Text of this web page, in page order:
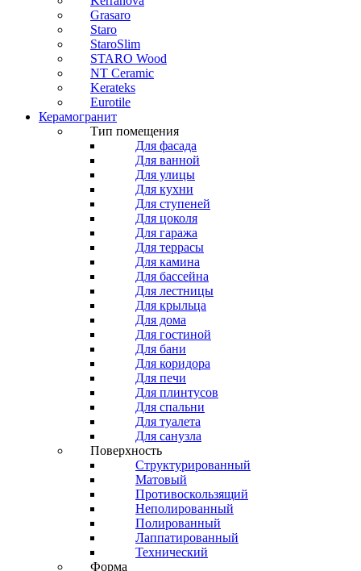
Grasaro
Staro
StaroSlim
STARO Wood
NT Ceramic
Kerateks
Eurotile
Керамогранит
Тип помещения
Для фасада
Для ванной
Для улицы
Для кухни
Для ступеней
Для цоколя
Для гаража
Для террасы
Для камина
Для бассейна
Для лестницы
Для крыльца
Для дома
Для гостиной
Для бани
Для коридора
Для печи
Для плинтусов
Для спальни
Для туалета
Для санузла
Поверхность
Структурированный
Матовый
Противоскользящий
Неполированный
Полированный
Лаппатированный
Технический
Форма